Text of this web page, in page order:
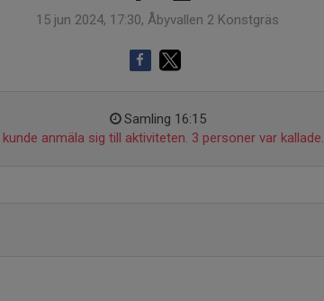
15 jun 2024, 17:30, Åbyvallen 2 Konstgräs
Samling 16:15
anmäla sig till aktiviteten. 3 personer var kallade.